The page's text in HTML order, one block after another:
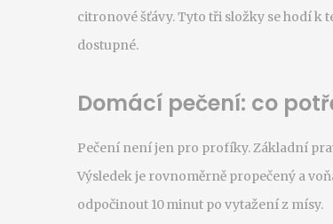
citronové šťávy. Tyto tři složky se hodí k
dostupné.
Domácí pečení: co
Pečení není jen pro profíky. Základní
Výsledek je rovnoměrně propečený a
odpočinout 10 minut po vytažení z mísy.